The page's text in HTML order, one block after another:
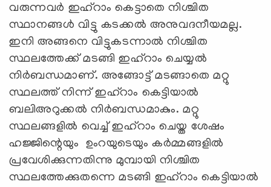
വരുന്നവര്‍ ഇഹ്‌റാം കെട്ടാതെ നിശ്ചിത
സ്ഥാനങ്ങള്‍ വിട്ടു കടക്കല്‍ അനുവദനീയമല്ല.
ഇനി അങ്ങനെ വിട്ടുകടന്നാല്‍ നിശ്ചിത
സ്ഥലത്തേക്ക് മടങ്ങി ഇഹ്‌റാം ചെയ്യല്‍
നിര്‍ബന്ധമാണ്. അങ്ങോട്ട് മടങ്ങാതെ മറ്റു
സ്ഥലത്ത് നിന്ന് ഇഹ്‌റാം കെട്ടിയാല്‍
ബലിഅറുക്കല്‍ നിര്‍ബന്ധമാകും. മറ്റു
സ്ഥലങ്ങളില്‍ വെച്ച് ഇഹ്‌റാം ചെയ്ത ശേഷം
ഹജ്ജിന്റെയും ഉംറയുടെയും കര്‍മ്മങ്ങളില്‍
പ്രവേശിക്കുന്നതിന്നു മുമ്പായി നിശ്ചിത
സ്ഥലത്തേക്കുതന്നെ മടങ്ങി ഇഹ്‌റാം കെട്ടിയാല്‍